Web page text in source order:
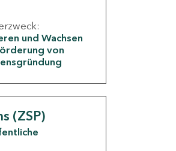
und Wachsen
von
(ZSP)